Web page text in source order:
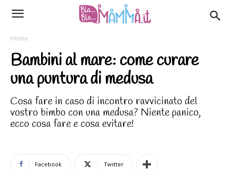
Home
Bambini al mare: come curare
una puntura di medusa
Cosa fare in caso di incontro ravvicinato del
vostro bimbo con una medusa? Niente panico,
ecco cosa fare e cosa evitare!
Facebook Twitter